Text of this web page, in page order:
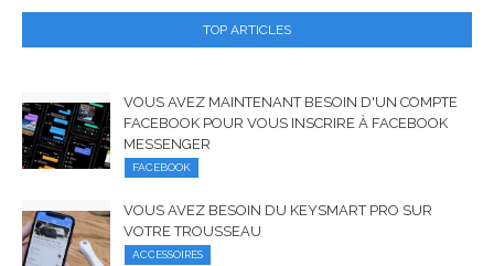
TOP ARTICLES
VOUS AVEZ MAINTENANT BESOIN D'UN COMPTE
FACEBOOK POUR VOUS INSCRIRE À FACEBOOK
MESSENGER
FACEBOOK
VOUS AVEZ BESOIN DU KEYSMART PRO SUR
VOTRE TROUSSEAU
ACCESSOIRES